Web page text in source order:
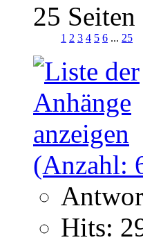
25 Seiten
1 2 3 4 5 6 ... 25
Hits: